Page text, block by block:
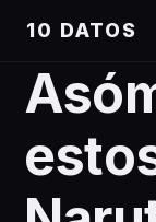
10 DATOS